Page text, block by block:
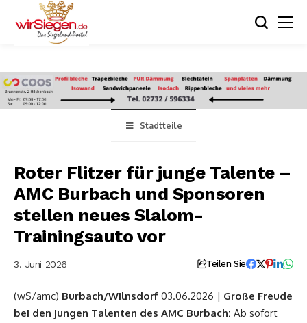
Stadtteile
Roter Flitzer für junge Talente –
AMC Burbach und Sponsoren
stellen neues Slalom-
Trainingsauto vor
3. Juni 2026 Teilen Sie
(wS/amc) Burbach/Wilnsdorf 03.06.2026 | Große Freude
bei den jungen Talenten des AMC Burbach: Ab sofort